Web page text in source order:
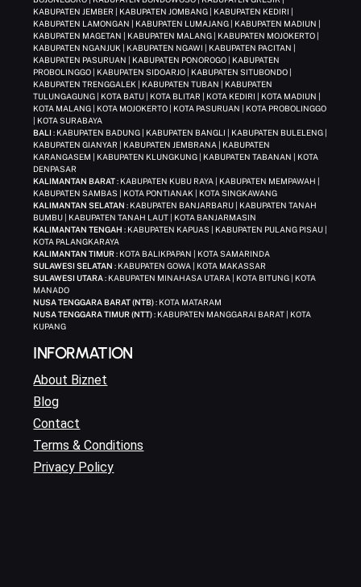
KABUPATEN JEMBER | KABUPATEN JOMBANG | KABUPATEN KEDIRI |
KABUPATEN LAMONGAN | KABUPATEN LUMAJANG | KABUPATEN MADIUN |
KABUPATEN MAGETAN | KABUPATEN MALANG | KABUPATEN MOJOKERTO |
KABUPATEN NGANJUK | KABUPATEN NGAWI | KABUPATEN PACITAN |
KABUPATEN PASURUAN | KABUPATEN PONOROGO | KABUPATEN
PROBOLINGGO | KABUPATEN SIDOARJO | KABUPATEN SITUBONDO |
KABUPATEN TRENGGALEK | KABUPATEN TUBAN | KABUPATEN
TULUNGAGUNG | KOTA BATU | KOTA BLITAR | KOTA KEDIRI | KOTA MADIUN |
KOTA MALANG | KOTA MOJOKERTO | KOTA PASURUAN | KOTA PROBOLINGGO
| KOTA SURABAYA
BALI : KABUPATEN BADUNG | KABUPATEN BANGLI | KABUPATEN BULELENG |
KABUPATEN GIANYAR | KABUPATEN JEMBRANA | KABUPATEN
KARANGASEM | KABUPATEN KLUNGKUNG | KABUPATEN TABANAN | KOTA
DENPASAR
KALIMANTAN BARAT: KABUPATEN KUBU RAYA | KABUPATEN MEMPAWAH |
KABUPATEN SAMBAS | KOTA PONTIANAK | KOTA SINGKAWANG
KALIMANTAN SELATAN : KABUPATEN BANJARBARU | KABUPATEN TANAH
BUMBU | KABUPATEN TANAH LAUT | KOTA BANJARMASIN
KALIMANTAN TENGAH : KABUPATEN KAPUAS | KABUPATEN PULANG PISAU |
KOTA PALANGKARAYA
KALIMANTAN TIMUR: KOTA BALIKPAPAN | KOTA SAMARINDA
SULAWESI SELATAN : KABUPATEN GOWA | KOTA MAKASSAR
SULAWESI UTARA: KABUPATEN MINAHASA UTARA | KOTA BITUNG | KOTA
MANADO
NUSA TENGGARA BARAT (NTB): KOTA MATARAM
NUSA TENGGARA TIMUR (NTT): KABUPATEN MANGGARAI BARAT | KOTA
KUPANG
INFORMATION
About Biznet
Blog
Contact
Terms & Conditions
Privacy Policy